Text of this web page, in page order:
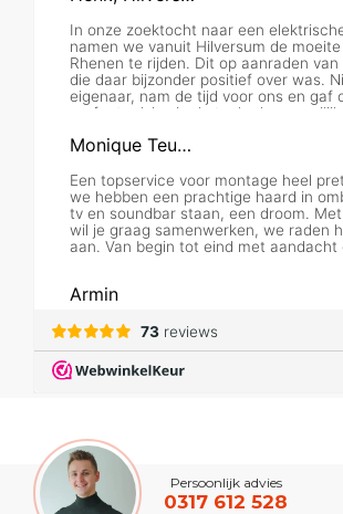
Persoonlijk advies
0317 612 528